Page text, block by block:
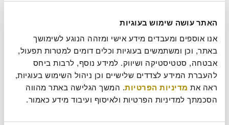
האתר עושה שימוש בעוגיות
ראה את מדיניות הפרטיות
הסכמתך למדיניות הפרטיות ולאיסוף ועיבוד מידע כאמור.
את יום הקרואסון – חוגגים עם מתכון!
האוסטרים והצרפתים מתווכחים עד היום על מקור המאפה העל זמני הזה.
בתשוקה למתוק של אחה"צ ובגדול – קשה מאוד להגיד לו "לא". לכבוד